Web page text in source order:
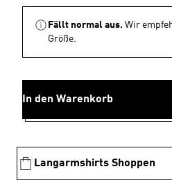
Fällt normal aus. Wir
Größe.
In den Warenkorb
Langarmshirts Shoppen